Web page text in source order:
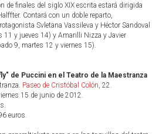
de finales del siglo XIX escrita estará dirigida
Contará con un doble reparto,
Svletana Vassileva y Héctor Sandoval
11 y jueves 14) y Amarilli Nizza y Javier
9, martes 12 y viernes 15).
de Puccini en el Teatro de la Maestranza
Paseo de Cristóbal Colón, 22.
15 de junio de 2012.
euros.